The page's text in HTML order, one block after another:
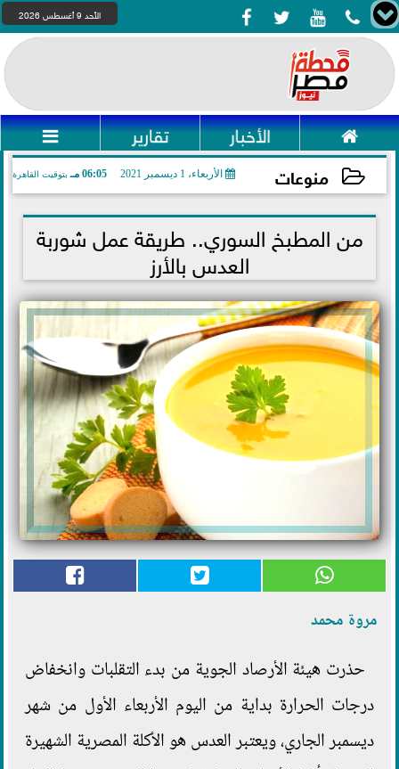
    الأحد 9 أغسطس 2026
 الأخبار تقارير 
منوعات الأربعاء، 1 ديسمبر 2021 06:05 مـ بتوقيت القاهرة
2021-12-01 18:05:36
من المطبخ السوري.. طريقة عمل شوربة
العدس بالأرز
مروة محمد
حذرت هيئة الأرصاد الجوية من بدء التقلبات وانخفاض
درجات الحرارة بداية من اليوم الأربعاء الأول من شهر
ديسمبر الجاري، ويعتبر العدس هو الأكلة المصرية الشهيرة